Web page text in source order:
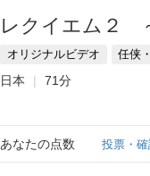
レクイエム２
オリジナルビデオ 任侠
日本 71分
あなたの点数 投票・